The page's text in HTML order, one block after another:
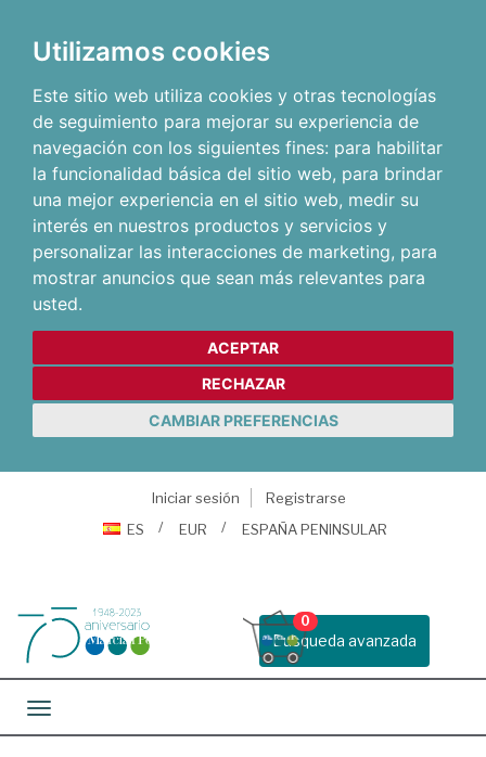
Utilizamos cookies
Este sitio web utiliza cookies y otras tecnologías
de seguimiento para mejorar su experiencia de
navegación con los siguientes fines: para habilitar
la funcionalidad básica del sitio web, para brindar
una mejor experiencia en el sitio web, medir su
interés en nuestros productos y servicios y
personalizar las interacciones de marketing, para
mostrar anuncios que sean más relevantes para
usted.
ACEPTAR
RECHAZAR
CAMBIAR PREFERENCIAS
Iniciar sesión
Registrarse
ES
EUR ESPAÑA PENINSULAR
Busqueda avanzada
0
Toggle navigation